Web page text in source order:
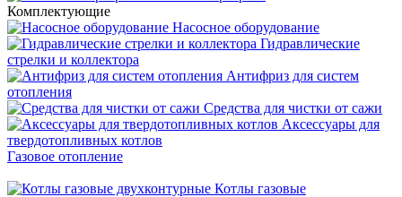
Комплектующие
Насосное оборудование
Гидравлические
стрелки и коллектора
Антифриз для систем
отопления
Средства для чистки от сажи
Аксессуары для
твердотопливных котлов
Газовое отопление
Котлы газовые